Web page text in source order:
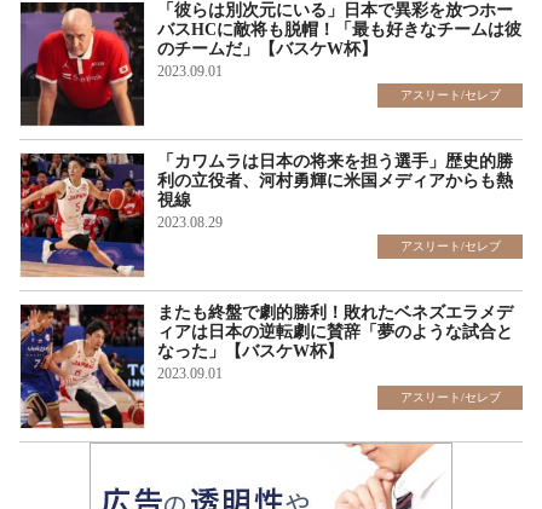
「彼らは別次元にいる」日本で異彩を放つホー
バスHCに敵将も脱帽！「最も好きなチームは彼
のチームだ」【バスケW杯】
2023.09.01
アスリート/セレブ
「カワムラは日本の将来を担う選手」歴史的勝
利の立役者、河村勇輝に米国メディアからも熱
視線
2023.08.29
アスリート/セレブ
またも終盤で劇的勝利！敗れたベネズエラメデ
ィアは日本の逆転劇に賛辞「夢のような試合と
なった」【バスケW杯】
2023.09.01
アスリート/セレブ